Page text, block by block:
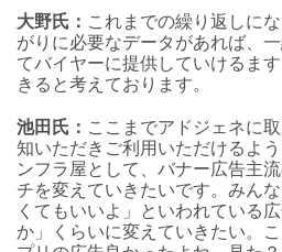
大野氏： これまでの繰り返しに
がりに必要なデータがあれば、
てバイヤーに提供していけるま
きると考えております。
池田氏： ここまでアドジェネに
知いただきご利用いただけるよ
ンフラ屋として、バナー広告主
チを変えていきたいです。みん
くてもいいよ」といわれている
か」くらいに変えていきたい。